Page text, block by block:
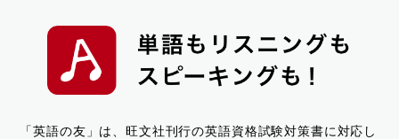
「英語の友」は、旺文社刊行の英語資格試験対策書に対応し